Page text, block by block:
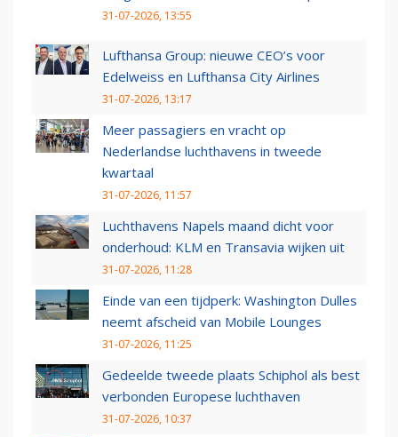
31-07-2026, 13:55
Lufthansa Group: nieuwe CEO’s voor
Edelweiss en Lufthansa City Airlines
31-07-2026, 13:17
Meer passagiers en vracht op
Nederlandse luchthavens in tweede
kwartaal
31-07-2026, 11:57
Luchthavens Napels maand dicht voor
onderhoud: KLM en Transavia wijken uit
31-07-2026, 11:28
Einde van een tijdperk: Washington Dulles
neemt afscheid van Mobile Lounges
31-07-2026, 11:25
Gedeelde tweede plaats Schiphol als best
verbonden Europese luchthaven
31-07-2026, 10:37